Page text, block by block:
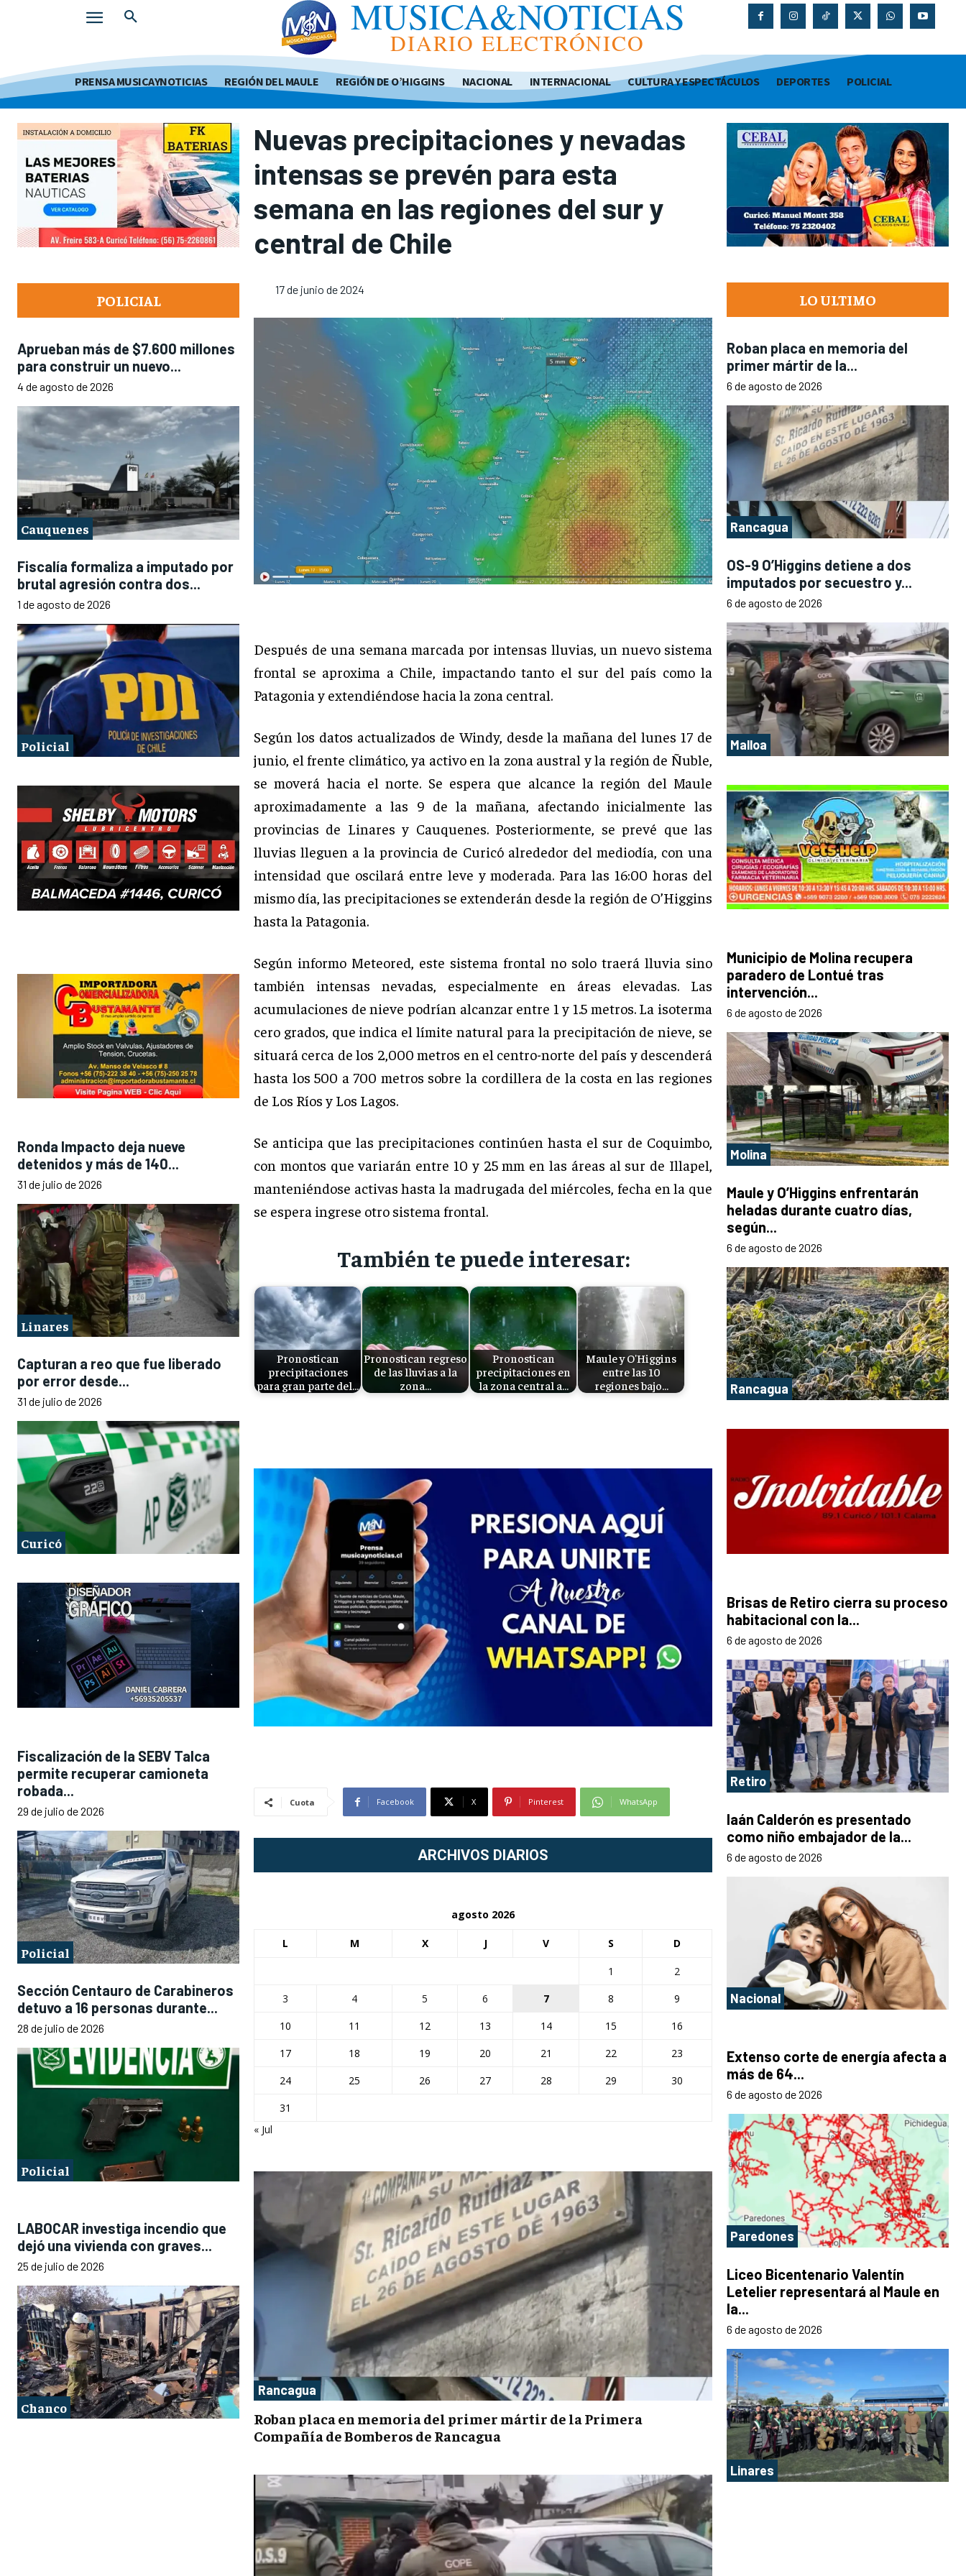
MUSICA&NOTICIAS
DIARIO ELECTRÓNICO
PRENSA MUSICAYNOTICIAS REGIÓN DEL MAULE REGIÓN DE O’HIGGINS NACIONAL INTERNACIONAL CULTURA Y ESPECTÁCULOS DEPORTES POLICIAL
POLICIAL
Aprueban más de $7.600 millones
para construir un nuevo...
4 de agosto de 2026
Cauquenes
Fiscalía formaliza a imputado por
brutal agresión contra dos...
1 de agosto de 2026
Policial
Ronda Impacto deja nueve
detenidos y más de 140...
31 de julio de 2026
Linares
Capturan a reo que fue liberado
por error desde...
31 de julio de 2026
Curicó
Fiscalización de la SEBV Talca
permite recuperar camioneta
robada...
29 de julio de 2026
Policial
Sección Centauro de Carabineros
detuvo a 16 personas durante...
28 de julio de 2026
Policial
LABOCAR investiga incendio que
dejó una vivienda con graves...
25 de julio de 2026
Chanco
Nuevas precipitaciones y nevadas
intensas se prevén para esta
semana en las regiones del sur y
central de Chile
17 de junio de 2024
Después de una semana marcada por intensas lluvias, un nuevo sistema
frontal se aproxima a Chile, impactando tanto el sur del país como la
Patagonia y extendiéndose hacia la zona central.
Según los datos actualizados de Windy, desde la mañana del lunes 17 de
junio, el frente climático, ya activo en la zona austral y la región de Ñuble,
se moverá hacia el norte. Se espera que alcance la región del Maule
aproximadamente a las 9 de la mañana, afectando inicialmente las
provincias de Linares y Cauquenes. Posteriormente, se prevé que las
lluvias lleguen a la provincia de Curicó alrededor del mediodía, con una
intensidad que oscilará entre leve y moderada. Para las 16:00 horas del
mismo día, las precipitaciones se extenderán desde la región de O’Higgins
hasta la Patagonia.
Según informo Meteored, este sistema frontal no solo traerá lluvia sino
también intensas nevadas, especialmente en áreas elevadas. Las
acumulaciones de nieve podrían alcanzar entre 1 y 1.5 metros. La isoterma
cero grados, que indica el límite natural para la precipitación de nieve, se
situará cerca de los 2,000 metros en el centro-norte del país y descenderá
hasta los 500 a 700 metros sobre la cordillera de la costa en las regiones
de Los Ríos y Los Lagos.
Se anticipa que las precipitaciones continúen hasta el sur de Coquimbo,
con montos que variarán entre 10 y 25 mm en las áreas al sur de Illapel,
manteniéndose activas hasta la madrugada del miércoles, fecha en la que
se espera ingrese otro sistema frontal.
También te puede interesar:
Pronostican
precipitaciones
para gran parte del…
Pronostican regreso
de las lluvias a la
zona…
Pronostican
precipitaciones en
la zona central a…
Maule y O'Higgins
entre las 10
regiones bajo…
Cuota Facebook X Pinterest WhatsApp
ARCHIVOS DIARIOS
agosto 2026
L M X J V S D
1
2
3
4 5 6 7 8
9
10
11 12 13 14 15
16
17
18 19 20 21 22
23
24
25 26 27 28 29
30
31
« Jul
Rancagua
Roban placa en memoria del primer mártir de la Primera
Compañía de Bomberos de Rancagua
LO ULTIMO
Roban placa en memoria del
primer mártir de la...
6 de agosto de 2026
Rancagua
OS-9 O’Higgins detiene a dos
imputados por secuestro y...
6 de agosto de 2026
Malloa
Municipio de Molina recupera
paradero de Lontué tras
intervención...
6 de agosto de 2026
Molina
Maule y O’Higgins enfrentarán
heladas durante cuatro días,
según...
6 de agosto de 2026
Rancagua
Brisas de Retiro cierra su proceso
habitacional con la...
6 de agosto de 2026
Retiro
Iaán Calderón es presentado
como niño embajador de la...
6 de agosto de 2026
Nacional
Extenso corte de energía afecta a
más de 64...
6 de agosto de 2026
Paredones
Liceo Bicentenario Valentín
Letelier representará al Maule en
la...
6 de agosto de 2026
Linares